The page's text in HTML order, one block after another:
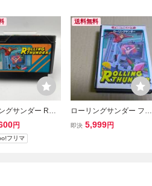
グサンダー ROL
ファミ
ミコンソフト F
円
フリマ
送料無料
ローリングサンダー ファ
ミコン
即決 5,999円